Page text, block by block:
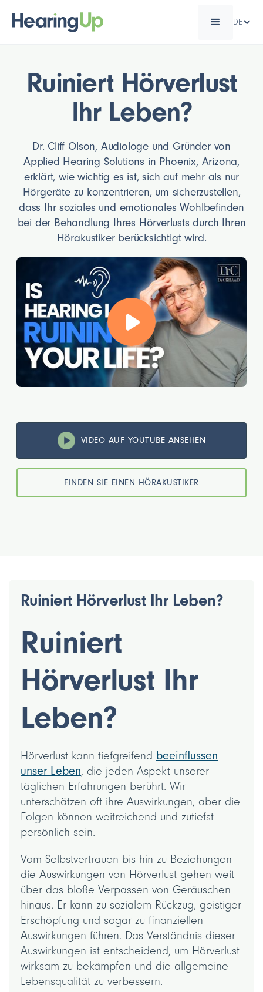
DE
Ruiniert Hörverlust
Ihr Leben?
Dr. Cliff Olson, Audiologe und Gründer von
Applied Hearing Solutions in Phoenix, Arizona,
erklärt, wie wichtig es ist, sich auf mehr als nur
Hörgeräte zu konzentrieren, um sicherzustellen,
dass Ihr soziales und emotionales Wohlbefinden
bei der Behandlung Ihres Hörverlusts durch Ihren
Hörakustiker berücksichtigt wird.
VIDEO AUF YOUTUBE ANSEHEN
FINDEN SIE EINEN HÖRAKUSTIKER
Ruiniert Hörverlust Ihr Leben?
Ruiniert
Hörverlust Ihr
Leben?
Hörverlust kann tiefgreifend beeinflussen
unser Leben, die jeden Aspekt unserer
täglichen Erfahrungen berührt. Wir
unterschätzen oft ihre Auswirkungen, aber die
Folgen können weitreichend und zutiefst
persönlich sein.
Vom Selbstvertrauen bis hin zu Beziehungen —
die Auswirkungen von Hörverlust gehen weit
über das bloße Verpassen von Geräuschen
hinaus. Er kann zu sozialem Rückzug, geistiger
Erschöpfung und sogar zu finanziellen
Auswirkungen führen. Das Verständnis dieser
Auswirkungen ist entscheidend, um Hörverlust
wirksam zu bekämpfen und die allgemeine
Lebensqualität zu verbessern.